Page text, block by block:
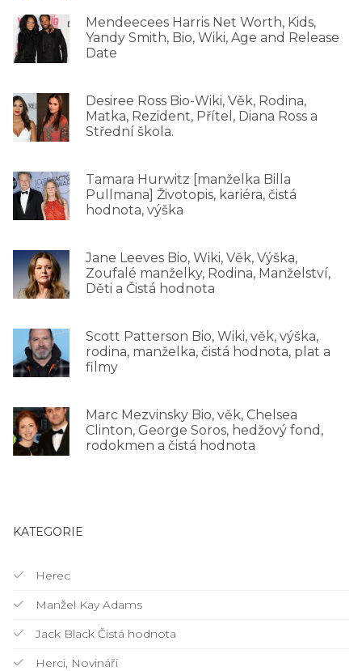
Mendeecees Harris Net Worth, Kids,
Yandy Smith, Bio, Wiki, Age and Release
Date
Desiree Ross Bio-Wiki, Věk, Rodina,
Matka, Rezident, Přítel, Diana Ross a
Střední škola.
Tamara Hurwitz [manželka Billa
Pullmana] Životopis, kariéra, čistá
hodnota, výška
Jane Leeves Bio, Wiki, Věk, Výška,
Zoufalé manželky, Rodina, Manželství,
Děti a Čistá hodnota
Scott Patterson Bio, Wiki, věk, výška,
rodina, manželka, čistá hodnota, plat a
filmy
Marc Mezvinsky Bio, věk, Chelsea
Clinton, George Soros, hedžový fond,
rodokmen a čistá hodnota
KATEGORIE
Herec
Manžel Kay Adams
Jack Black Čistá hodnota
Herci, Novináři